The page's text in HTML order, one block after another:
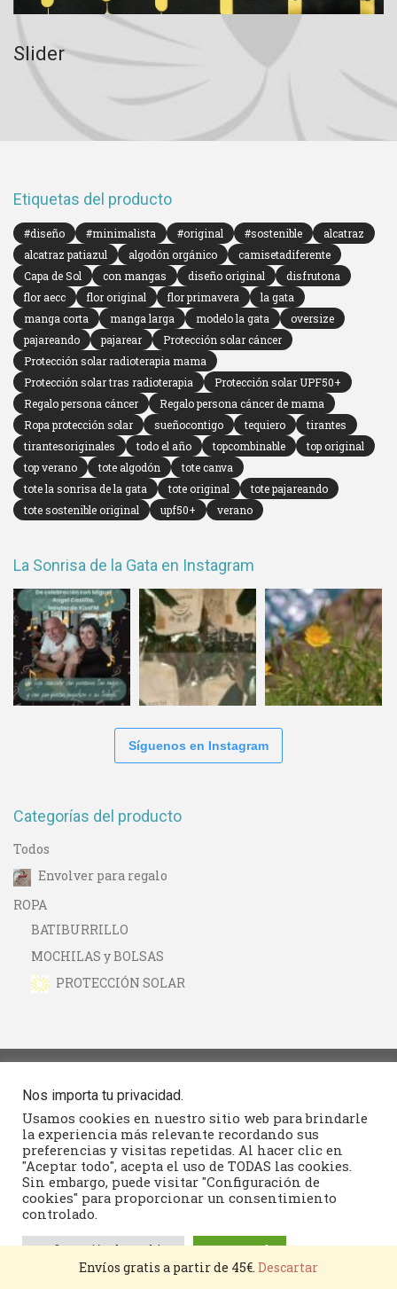
Envíos gratis a partir de 45€. Descartar
Slider
Etiquetas del producto
#diseño #minimalista #original #sostenible
alcatraz
alcatraz patiazul
algodón orgánico
camisetadiferente
Capa de Sol
con mangas diseño original
disfrutona
flor aecc
flor original flor primavera
la gata
manga corta
manga larga modelo la gata
oversize
pajareando
pajarear
Protección solar cáncer
Protección solar radioterapia mama
Protección solar tras radioterapia
Protección solar UPF50+
Regalo persona cáncer
Regalo persona cáncer de mama
Ropa protección solar
sueñocontigo tequiero
tirantes
tirantesoriginales
todo el año topcombinable
top original
top verano
tote algodón
tote canva
tote la sonrisa de la gata
tote original
tote pajareando
tote sostenible original
upf50+ verano
La Sonrisa de la Gata en Instagram
Síguenos en Instagram
Categorías del producto
Todos
Envolver para regalo
ROPA
BATIBURRILLO
MOCHILAS y BOLSAS
PROTECCIÓN SOLAR
Seguimiento
Contacto
Términos y condiciones
2022 © PorLa Sorpresa de lo Sencillo
Nos importa tu privacidad.
Usamos cookies en nuestro sitio web para brindarle
la experiencia más relevante recordando sus
preferencias y visitas repetidas. Al hacer clic en
"Aceptar todo", acepta el uso de TODAS las cookies.
Sin embargo, puede visitar "Configuración de
cookies" para proporcionar un consentimiento
controlado.
configuración de cookies Aceptar todo